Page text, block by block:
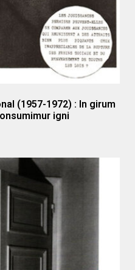
(1957-1972) : In girum
igni